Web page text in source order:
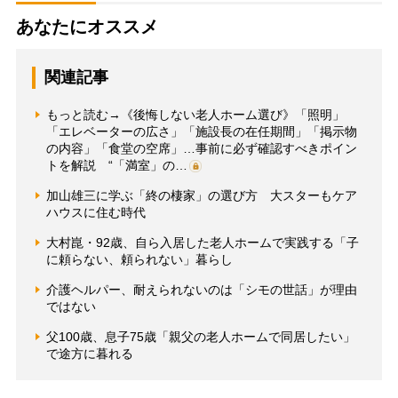
あなたにオススメ
関連記事
もっと読む→《後悔しない老人ホーム選び》「照明」
「エレベーターの広さ」「施設長の在任期間」「掲示物
の内容」「食堂の空席」…事前に必ず確認すべきポイン
トを解説 “「満室」の…
加山雄三に学ぶ「終の棲家」の選び方 大スターもケア
ハウスに住む時代
大村崑・92歳、自ら入居した老人ホームで実践する「子
に頼らない、頼られない」暮らし
介護ヘルパー、耐えられないのは「シモの世話」が理由
ではない
父100歳、息子75歳「親父の老人ホームで同居したい」
で途方に暮れる